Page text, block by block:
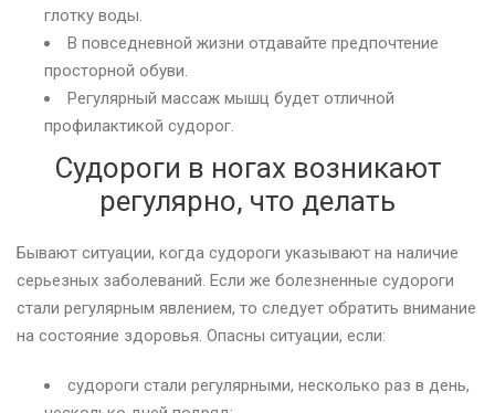
глотку воды.
В повседневной жизни отдавайте предпочтение
просторной обуви.
Регулярный массаж мышц будет отличной
профилактикой судорог.
Судороги в ногах возникают
регулярно, что делать
Бывают ситуации, когда судороги указывают на наличие
серьезных заболеваний. Если же болезненные судороги
стали регулярным явлением, то следует обратить внимание
на состояние здоровья. Опасны ситуации, если:
судороги стали регулярными, несколько раз в день,